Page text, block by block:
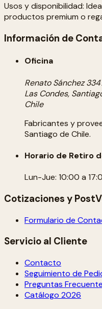
Usos y disponibilidad:
productos premium o
Información de
Oficina
Renato Sánchez
Las Condes,
Chile
Fabricantes y
Santiago de Chile.
Horario de Retiro
Lun-Jue: 10:00 a
Cotizaciones y
Formulario de
Servicio al Cliente
Contacto
Seguimiento de
Preguntas
Catálogo 2026